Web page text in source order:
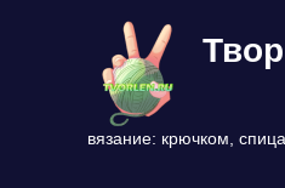
содержимому
вязание: крючком,